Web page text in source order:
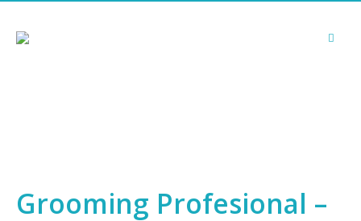
Grooming Profesional –